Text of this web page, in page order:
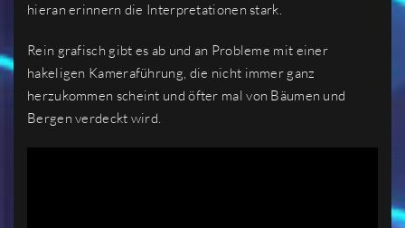
hieran erinnern die Interpretationen stark.
Rein grafisch gibt es ab und an Probleme mit einer
hakeligen Kameraführung, die nicht immer ganz
herzukommen scheint und öfter mal von Bäumen und
Bergen verdeckt wird.